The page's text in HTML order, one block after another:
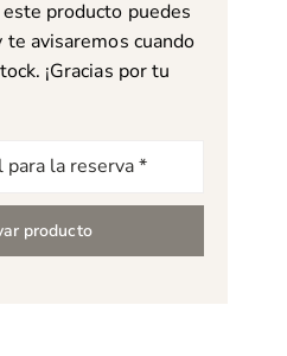
producto puedes
avisaremos cuando
¡Gracias por tu
producto